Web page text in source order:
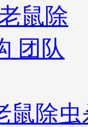
鼠除